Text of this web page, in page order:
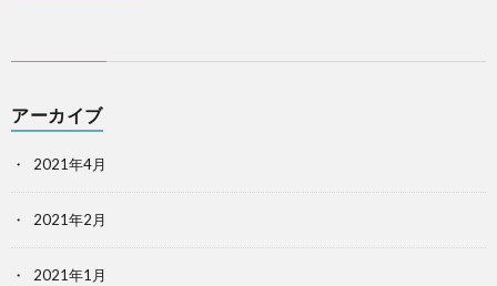
アーカイブ
2021年4月
2021年2月
2021年1月